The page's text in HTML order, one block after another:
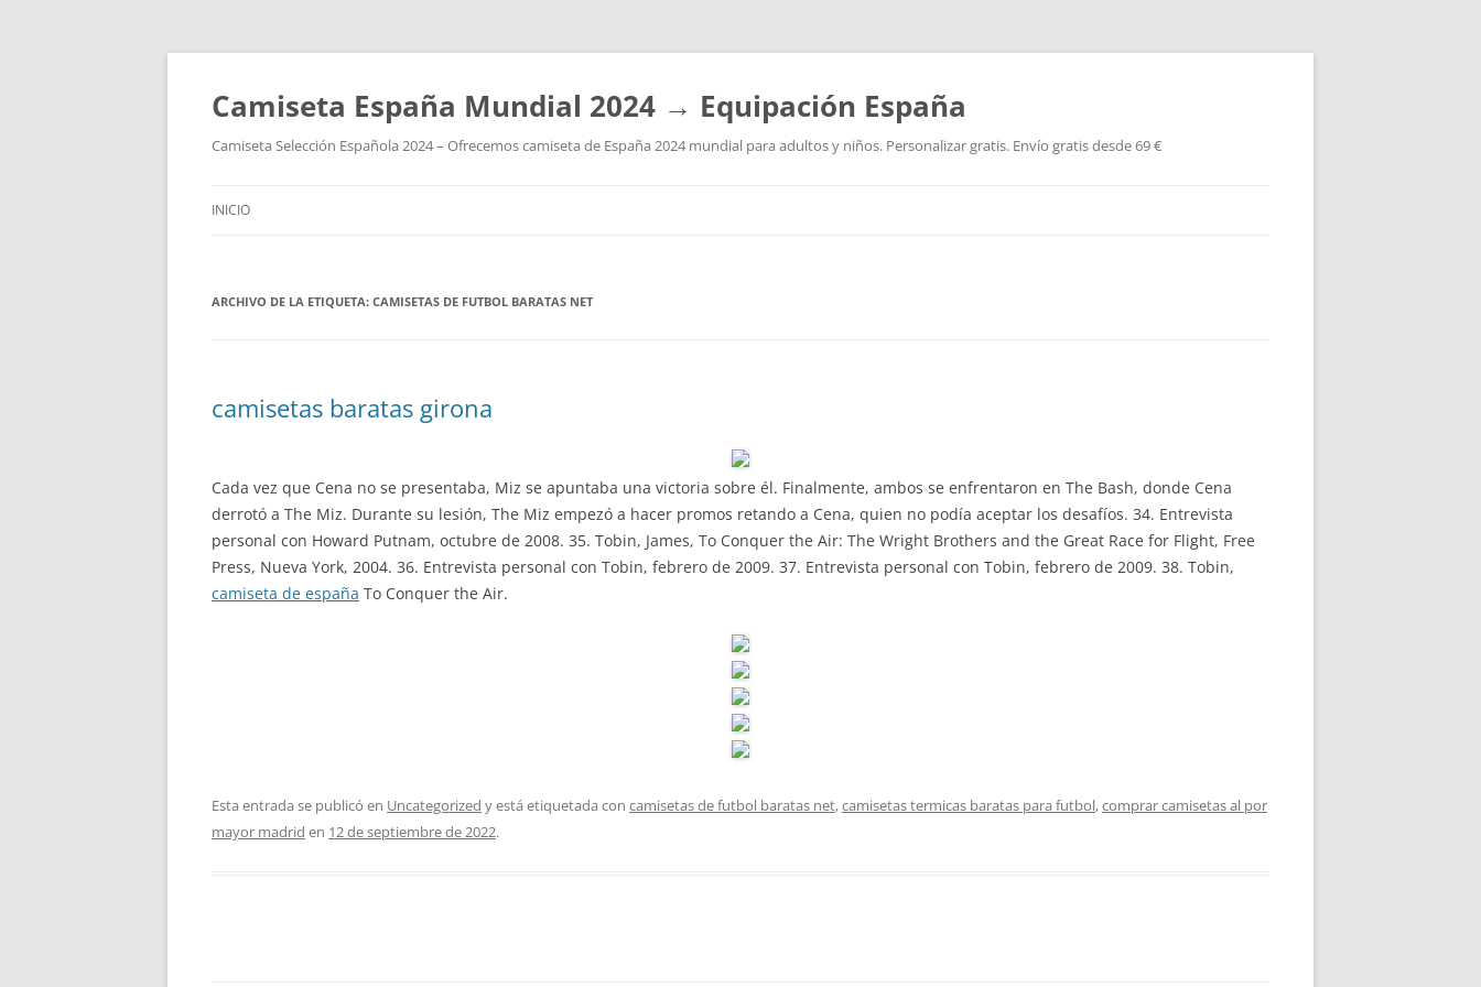
Camiseta España Mundial 2024 → Equipación España
Camiseta Selección Española 2024 – Ofrecemos camiseta de España 2024 mundial para adultos y niños. Personalizar gratis. Envío gratis desde 69 €
INICIO
ARCHIVO DE LA ETIQUETA: CAMISETAS DE FUTBOL BARATAS NET
camisetas baratas girona
Cada vez que Cena no se presentaba, Miz se apuntaba una victoria sobre él. Finalmente, ambos se enfrentaron en The Bash, donde Cena
derrotó a The Miz. Durante su lesión, The Miz empezó a hacer promos retando a Cena, quien no podía aceptar los desafíos. 34. Entrevista
personal con Howard Putnam, octubre de 2008. 35. Tobin, James, To Conquer the Air: The Wright Brothers and the Great Race for Flight, Free
Press, Nueva York, 2004. 36. Entrevista personal con Tobin, febrero de 2009. 37. Entrevista personal con Tobin, febrero de 2009. 38. Tobin,
camiseta de españa To Conquer the Air.
Esta entrada se publicó en Uncategorized y está etiquetada con camisetas de futbol baratas net,camisetas termicas baratas para futbol,comprar camisetas al por
mayor madrid en 12 de septiembre de 2022.